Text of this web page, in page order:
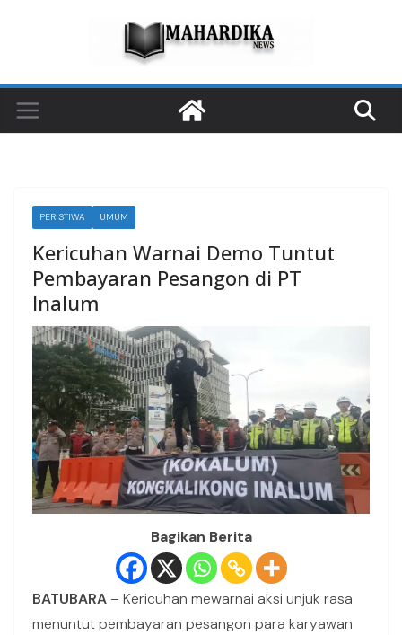
PERISTIWA UMUM
Kericuhan Warnai Demo Tuntut
Pembayaran Pesangon di PT
Inalum
Bagikan Berita
BATUBARA– Kericuhan mewarnai aksi unjuk rasa
menuntut pembayaran pesangon para karyawan